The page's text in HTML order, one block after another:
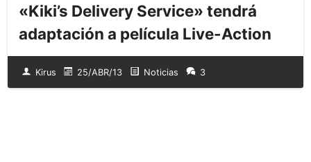
«Kiki’s Delivery Service» tendrá
adaptación a película Live-Action
Kirus 25/ABR/13 Noticias 3